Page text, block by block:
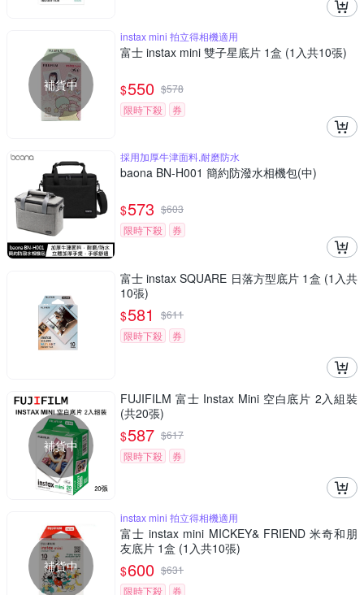
補貨中
instax mini 拍立得相機適用
富士 instax mini 雙子星底片 1盒 (1入共10張)
$550 $578
限時下殺
券
採用加厚牛津面料,耐磨防水
baona BN-H001 簡約防潑水相機包(中)
$573 $603
限時下殺
券
富士 instax SQUARE 日落方型底片 1盒 (1入共
10張)
$581 $611
限時下殺
券
補貨中
FUJIFILM 富士 Instax Mini 空白底片 2入組裝
(共20張)
$587 $617
限時下殺
券
補貨中
instax mini 拍立得相機適用
富士 instax mini MICKEY& FRIEND 米奇和朋
友底片 1盒 (1入共10張)
$600 $631
限時下殺
券